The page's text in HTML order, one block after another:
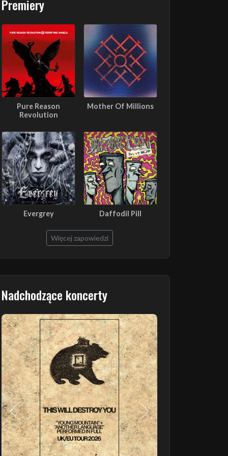
Premiery
Pure Reason
Revolution
Mother Of Millions
Evergrey Daffodil Pill
Więcej zapowiedzi
Nadchodzące koncerty
Poprzedni Następny